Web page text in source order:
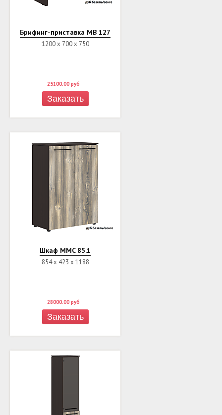
Брифинг-приставка MB 127
1200 х 700 х 750
25100.00 руб
Заказать
Шкаф MМC 85.1
854 х 423 х 1188
28000.00 руб
Заказать